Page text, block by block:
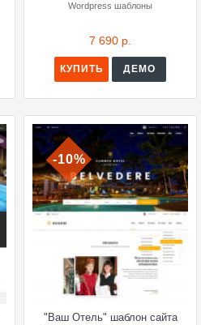
Wordpress шаблоны
7 690 р.
КУПИТЬ ДЕМО
-10%
"Ваш Отель" шаблон сайта